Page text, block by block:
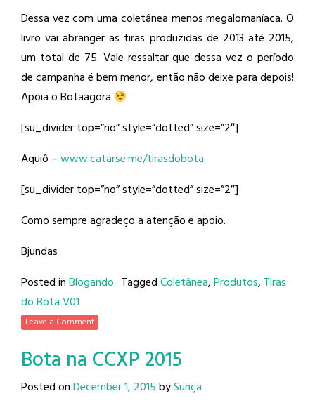
Dessa vez com uma coletânea menos megalomaníaca. O
livro vai abranger as tiras produzidas de 2013 até 2015,
um total de 75. Vale ressaltar que dessa vez o período
de campanha é bem menor, então não deixe para depois!
Apoia o Botaagora
[su_divider top=”no” style=”dotted” size=”2″]
Aquiô –www.catarse.me/tirasdobota
[su_divider top=”no” style=”dotted” size=”2″]
Como sempre agradeço a atenção e apoio.
Bjundas
Posted inBlogando TaggedColetânea,Produtos, Tiras
do Bota V01
Leave a Comment
Bota na CCXP 2015
Posted onDecember 1, 2015bySunça